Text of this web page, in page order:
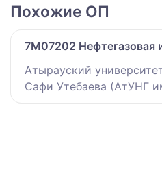
Похожие ОП
7M07202 Нефтегазовая
Атырауский
Сафи Утебаева (АтУНГ